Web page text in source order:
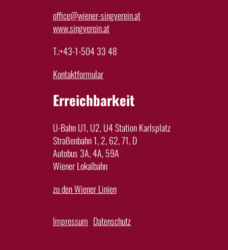
office@wiener-singverein.at
www.singverein.at
T.:+43-1-504 33 48
Kontaktformular
Erreichbarkeit
U-Bahn U1, U2, U4 Station Karlsplatz
Straßenbahn 1, 2, 62, 71, D
Autobus 3A, 4A, 59A
Wiener Lokalbahn
zu den Wiener Linien
Impressum Datenschutz